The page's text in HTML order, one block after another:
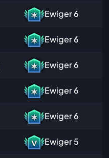
Ewiger6
Ewiger6
Ewiger6
Ewiger6
Ewiger6
Ewiger5